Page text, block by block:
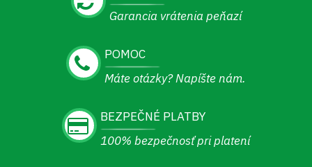
Garancia vrátenia peňazí
POMOC
Máte otázky? Napíšte nám.
BEZPEČNÉ PLATBY
100% bezpečnosť pri platení